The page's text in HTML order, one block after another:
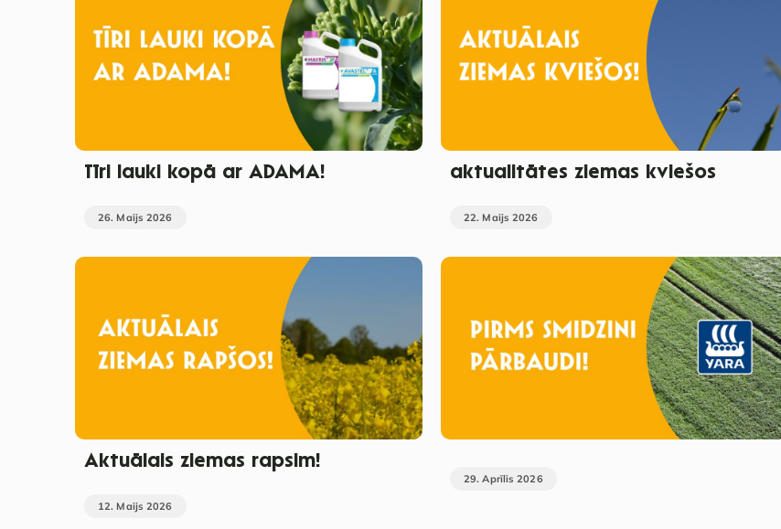
Tīri lauki kopā ar ADAMA!
26. Maijs 2026
aktualitātes ziemas kviešos
22. Maijs 2026
Aktuālais ziemas rapsim!
12. Maijs 2026
29. Aprīlis 2026